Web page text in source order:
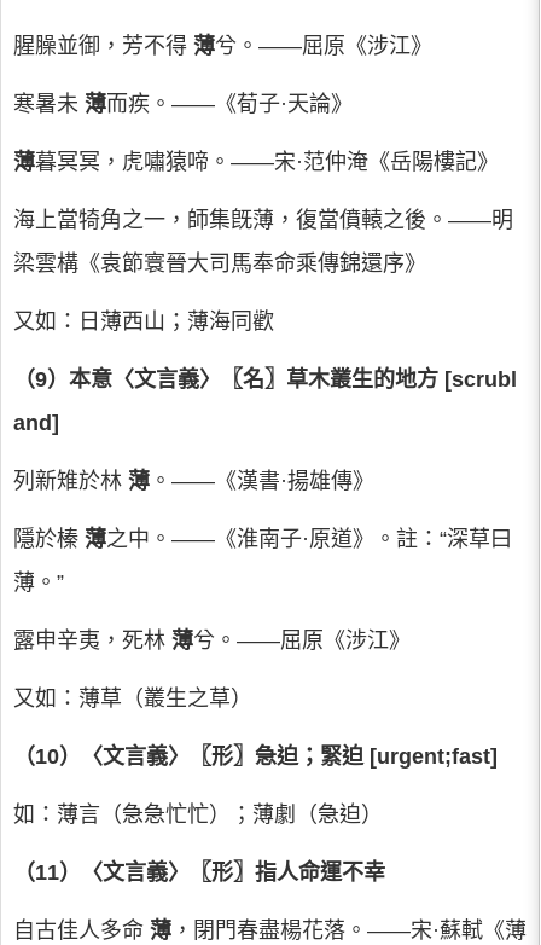
腥臊並御，芳不得 薄兮。——屈原《涉江》
寒暑未 薄而疾。——《荀子·天論》
薄暮冥冥，虎嘯猿啼。——宋·范仲淹《岳陽樓記》
海上當犄角之一，師集旣薄，復當僨轅之後。——明
梁雲構《袁節寰晉大司馬奉命乘傳錦還序》
又如：日薄西山；薄海同歡
（9）本意〈文言義〉〖名〗草木叢生的地方 [scrubl
and]
列新雉於林 薄 。——《漢書·揚雄傳》
隱於榛 薄之中。——《淮南子·原道》。註：“深草曰
薄。”
露申辛夷，死林 薄兮。——屈原《涉江》
又如：薄草（叢生之草）
（10）〈文言義〉〖形〗急迫；緊迫 [urgent;fast]
如：薄言（急急忙忙）；薄劇（急迫）
（11）〈文言義〉〖形〗指人命運不幸
自古佳人多命 薄 ，閉門春盡楊花落。——宋·蘇軾《薄